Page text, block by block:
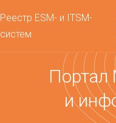
Реестр ESM- и ITSM-
систем
и